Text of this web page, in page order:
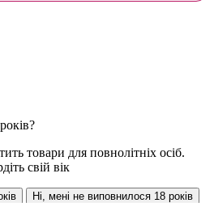
товари для повнолітніх осіб.
свій вік
Ні, мені не виповнилося 18 років